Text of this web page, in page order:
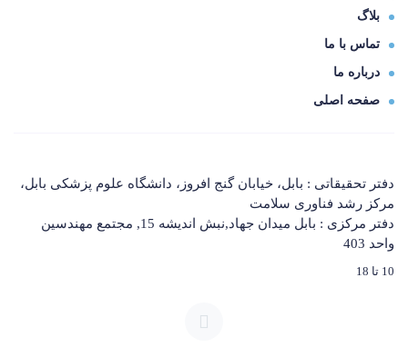
بلاگ
تماس با ما
درباره ما
صفحه اصلی
دفتر تحقیقاتی : بابل، خیابان گنج افروز، دانشگاه علوم پزشکی بابل،
مرکز رشد فناوری سلامت
دفتر مرکزی : بابل میدان جهاد,نبش اندیشه 15, مجتمع مهندسین
واحد 403
10 تا 18